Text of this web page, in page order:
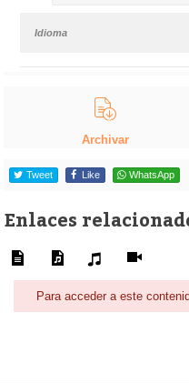
Idioma
Archivar
Tweet Like WhatsApp
Enlaces
Para acceder a este